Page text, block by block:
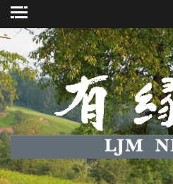
Skip
to
content